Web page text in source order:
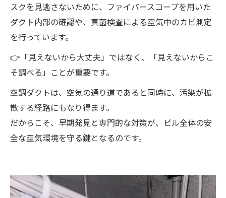
スクを見逃さないために、ファイバースコープを用いた
ダクト内部の確認や、真菌検査による空気中のカビ測定
を行っています。
👉「見えないから大丈夫」ではなく、「見えないからこ
そ調べる」ことが重要です。
空調ダクトは、空気の通り道であると同時に、汚染が拡
散する経路にもなり得ます。
だからこそ、早期発見と専門的な対策が、ビル全体の安
全な空気環境を守る鍵となるのです。